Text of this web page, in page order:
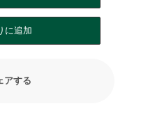
に追加
アする